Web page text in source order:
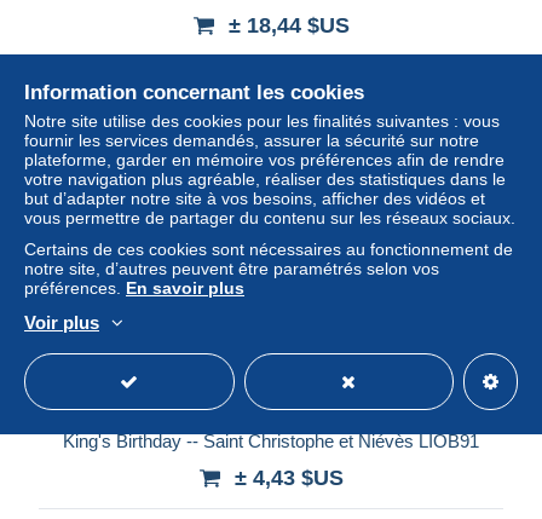
± 18,44 $US
Statut
King's Birthday -- Saint Christophe et Niévès LIOB91
± 4,43 $US
Information concernant les cookies
Notre site utilise des cookies pour les finalités suivantes : vous
fournir les services demandés, assurer la sécurité sur notre
plateforme, garder en mémoire vos préférences afin de rendre
votre navigation plus agréable, réaliser des statistiques dans le
but d’adapter notre site à vos besoins, afficher des vidéos et
vous permettre de partager du contenu sur les réseaux sociaux.
Certains de ces cookies sont nécessaires au fonctionnement de
notre site, d’autres peuvent être paramétrés selon vos
préférences. En savoir plus
Voir plus